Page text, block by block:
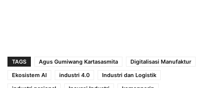
TAGS Agus Gumiwang Kartasasmita
Digitalisasi Manufaktur
Ekosistem AI
industri 4.0
Industri dan Logistik